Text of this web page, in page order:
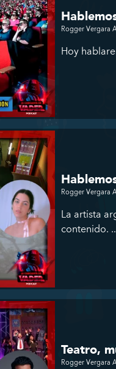
Rogger Vergara
Hoy
Rogger Vergara
La artista
contenido.
Teatro,
Rogger Vergara